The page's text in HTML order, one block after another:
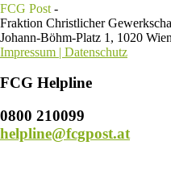
FCG Post -
Fraktion Christlicher
Johann-Böhm-Platz 1, 1020 Wien
Impressum | Datenschutz
FCG Helpline
0800 210099
helpline@fcgpost.at